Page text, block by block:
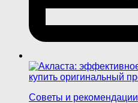
Советы и рекомендации